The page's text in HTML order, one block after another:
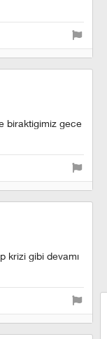
biraktigimiz gece
krizi gibi devamı